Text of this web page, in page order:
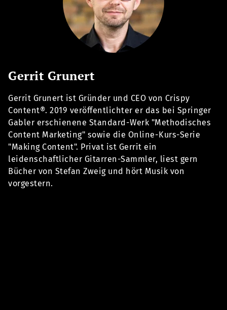
Gerrit Grunert
Gerrit Grunert ist Gründer und CEO von Crispy
Content®. 2019 veröffentlichter er das bei Springer
Gabler erschienene Standard-Werk "Methodisches
Content Marketing" sowie die Online-Kurs-Serie
"Making Content". Privat ist Gerrit ein
leidenschaftlicher Gitarren-Sammler, liest gern
Bücher von Stefan Zweig und hört Musik von
vorgestern.